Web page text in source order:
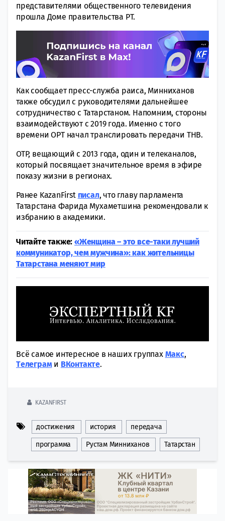
представителями общественного телевидения
прошла Доме правительства РТ.
Как сообщает пресс-служба раиса, Минниханов
также обсудил с руководителями дальнейшее
сотрудничество с Татарстаном. Напомним, стороны
взаимодействуют с 2019 года. Именно с того
времени ОРТ начал транслировать передачи ТНВ.
ОТР, вещающий с 2013 года, один и телеканалов,
который посвящает значительное время в эфире
показу жизни в регионах.
Ранее KazanFirst писал, что главу парламента
Татарстана Фарида Мухаметшина рекомендовали к
избранию в академики.
Читайте также: «Женщина – это все-таки лучший
коммуникатор, чем мужчина»: как жительницы
Татарстана меняют мир
Всё самое интересное в наших группах Макс,
Tелеграми ВКонтакте.
KAZANFIRST
достижения история передача
программа Рустам Минниханов Татарстан